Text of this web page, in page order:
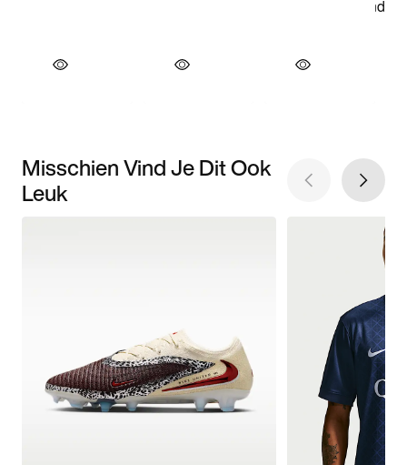
Misschien Vind Je Dit Ook
Leuk